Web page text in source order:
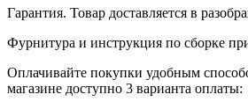
Гарантия. Товар доставляется в
Фурнитура и инструкция по сборке
Оплачивайте покупки удобным
магазине доступно 3 варианта оплаты: